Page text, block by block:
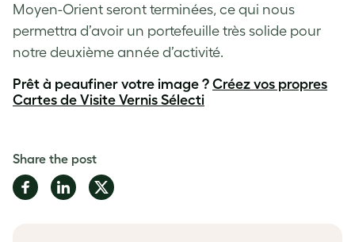
Moyen-Orient seront terminées, ce qui nous
permettra d’avoir un portefeuille très solide pour
notre deuxième année d’activité.
Prêt à peaufiner votre image ? Créez vos propres
Cartes de Visite Vernis Sélecti
Share the post
Share
on
Share
on
Share
on